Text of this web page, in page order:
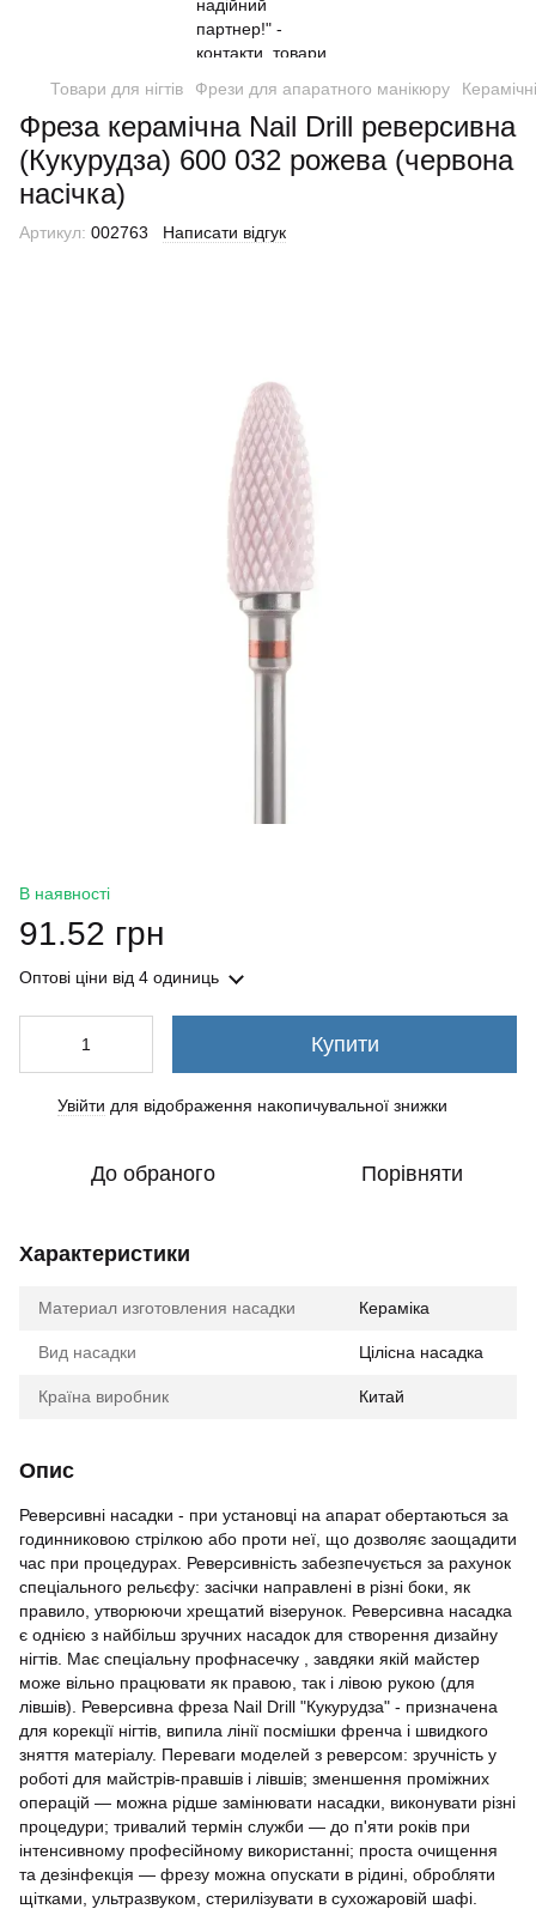
Товари для нігтів Фрези для апаратного манікюру
Фреза керамічна Nail Drill реверсивна
(Кукурудза) 600 032 рожева (червона
насічка)
Артикул: 002763 Написати відгук
В наявності
91.52 грн
Оптові ціни від 4 одиниць
Купити
Увійти для відображення накопичувальної знижки
До обраного Порівняти
Характеристики
Материал изготовления насадки Кераміка
Вид насадки Цілісна насадка
Країна виробник Китай
Опис
Реверсивні насадки - при установці на апарат обертаються за
годинниковою стрілкою або проти неї, що дозволяє заощадити
час при процедурах. Реверсивність забезпечується за рахунок
спеціального рельєфу: засічки направлені в різні боки, як
правило, утворюючи хрещатий візерунок. Реверсивна насадка
є однією з найбільш зручних насадок для створення дизайну
нігтів. Має спеціальну профнасечку , завдяки якій майстер
може вільно працювати як правою, так і лівою рукою (для
лівшів). Реверсивна фреза Nail Drill "Кукурудза" - призначена
для корекції нігтів, випила лінії посмішки френча і швидкого
зняття матеріалу. Переваги моделей з реверсом: зручність у
роботі для майстрів-правшів і лівшів; зменшення проміжних
операцій — можна рідше замінювати насадки, виконувати різні
процедури; тривалий термін служби — до п'яти років при
інтенсивному професійному використанні; проста очищення
та дезінфекція — фрезу можна опускати в рідині, обробляти
щітками, ультразвуком, стерилізувати в сухожаровій шафі.